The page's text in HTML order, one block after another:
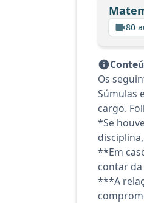
80
Os
Súmulas
cargo.
*Se
**Em
contar
***A